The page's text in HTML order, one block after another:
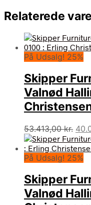
Relaterede
På Udsalg! 25%
Skipper
Valnød
53.413,00kr. Den
pris
var:
På Udsalg! 25%
Skipper
Valnød